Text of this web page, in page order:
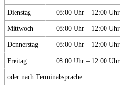
Dienstag 08:00 Uhr – 12:00 Uhr
Mittwoch 08:00 Uhr – 12:00 Uhr
Donnerstag 08:00 Uhr – 12:00 Uhr
Freitag 08:00 Uhr – 12:00 Uhr
oder nach Terminabsprache